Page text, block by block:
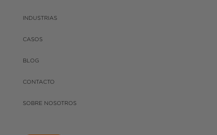
INDUSTRIAS
CASOS
BLOG
CONTACTO
SOBRE NOSOTROS